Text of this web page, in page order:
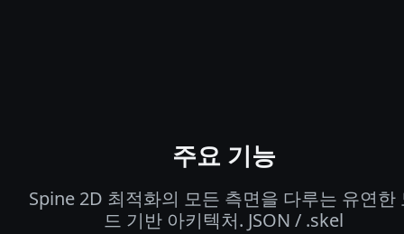
주요 기능
Spine 2D 최적화의 모든 측면을 다루는 유연한
드 기반 아키텍처. JSON / .skel